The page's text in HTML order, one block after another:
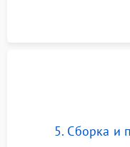
Восстановление
5. Сборка и